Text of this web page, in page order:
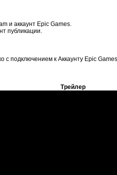
и аккаунт Epic Games.
публикации.
с подключением к Аккаунту Epic
Трейлер